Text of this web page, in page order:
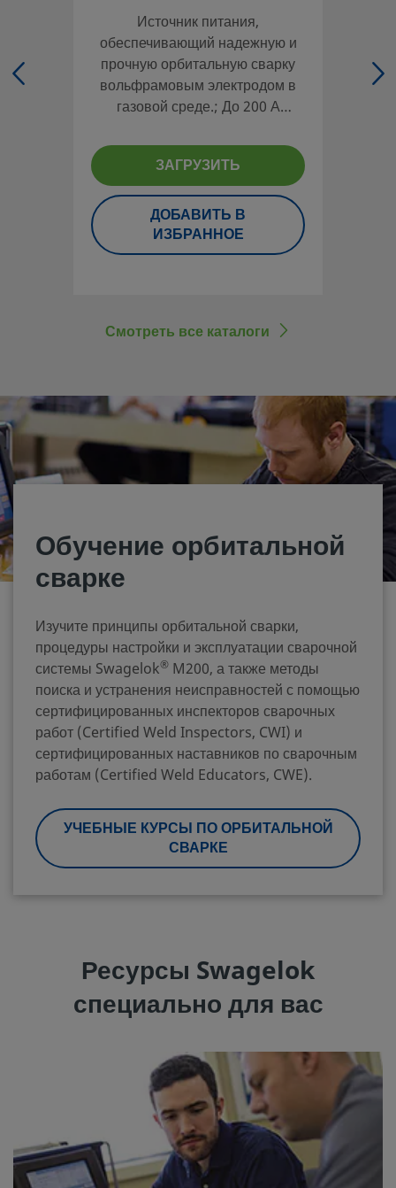
Источник питания,
обеспечивающий надежную и
прочную орбитальную сварку
вольфрамовым электродом в
газовой среде.; До 200 А
выходе.; Простой в применении
цветной сенсорный экран,
несколько языков.; Встроенный
регулятор массового расхода
автоматически регулирует
расход защитного газа,
50 фунтов; Совместимость со
сварочными головками для
ЗАГРУЗИТЬ
ДОБАВИТЬ В
ИЗБРАННОЕ
Смотреть все каталоги
Обучение орбитальной
сварке
Изучите принципы орбитальной сварки,
процедуры настройки и эксплуатации сварочной
системы Swagelok® M200, а также методы
поиска и устранения неисправностей с помощью
сертифицированных инспекторов сварочных
работ (Certified Weld Inspectors, CWI) и
сертифицированных наставников по сварочным
работам (Certified Weld Educators, CWE).
УЧЕБНЫЕ КУРСЫ ПО ОРБИТАЛЬНОЙ
СВАРКЕ
Ресурсы Swagelok
специально для вас